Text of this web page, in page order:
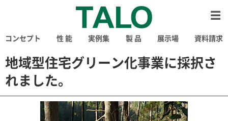
コンセプト 性 能 実例集 製 品 展示場 資料請求
地域型住宅グリーン化事業に採択さ
れました。